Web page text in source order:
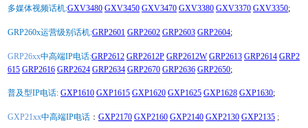
多媒体视频话机:GXV3480 GXV3450 GXV3470 GXV3380 GXV3370 GXV3350;
GRP260x运营级别话机:GRP2601 GRP2602 GRP2603 GRP2604;
GRP26xx中高端IP电话:GRP2612 GRP2612P GRP2612W GRP2613 GRP2614 GRP2
615 GRP2616 GRP2624 GRP2634 GRP2670 GRP2636 GRP2650;
普及型IP电话: GXP1610 GXP1615 GXP1620 GXP1625 GXP1628 GXP1630;
GXP21xx中高端IP电话 ： GXP2170 GXP2160 GXP2140 GXP2130 GXP2135 ;